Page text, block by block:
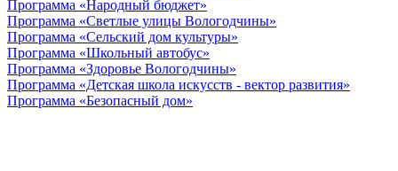
Программа «Народный бюджет»
Программа «Светлые улицы Вологодчины»
Программа «Сельский дом культуры»
Программа «Школьный автобус»
Программа «Здоровье Вологодчины»
Программа «Детская школа искусств - вектор развития»
Программа «Безопасный дом»